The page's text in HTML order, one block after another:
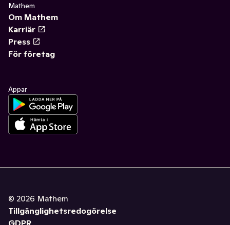
Mathem
Om Mathem
Karriär
Press
För företag
Appar
© 2026 Mathem
Tillgänglighetsredogörelse